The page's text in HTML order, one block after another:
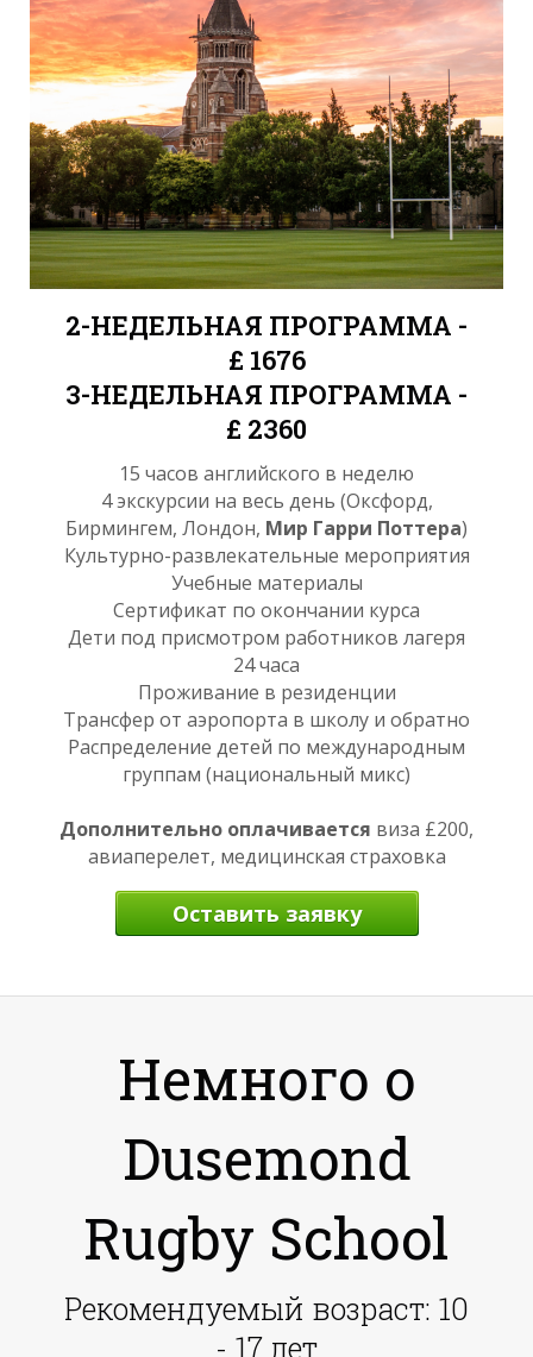
2-НЕДЕЛЬНАЯ ПРОГРАММА -
£ 1676
3-НЕДЕЛЬНАЯ ПРОГРАММА -
£ 2360
15 часов английского в неделю
4 экскурсии на весь день (Оксфорд,
Бирмингем, Лондон, Мир Гарри Поттера)
Культурно-развлекательные мероприятия
Учебные материалы
Сертификат по окончании курса
Дети под присмотром работников лагеря
24 часа
Проживание в резиденции
Трансфер от аэропорта в школу и обратно
Распределение детей по международным
группам (национальный микс)
Дополнительно оплачивается виза £200,
авиаперелет, медицинская страховка
Оставить заявку
Немного о
Dusemond
Rugby School
Рекомендуемый возраст: 10
- 17 лет